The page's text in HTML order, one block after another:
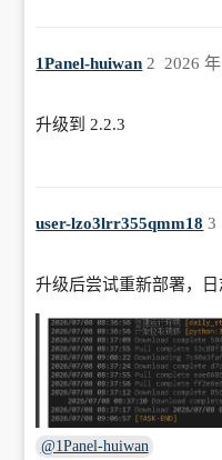
1Panel-huiwan 2026
2
升级到 2.2.3
user-lzo3lrr355qmm18 3
升级后尝试重新部署，日
@1Panel-huiwan